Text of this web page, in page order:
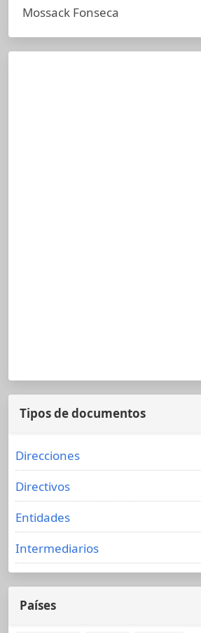
Mossack Fonseca
Tipos de documentos
Direcciones
Directivos
Entidades
Intermediarios
Países